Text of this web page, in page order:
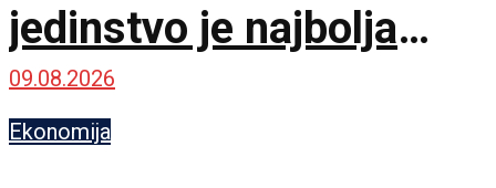
jedinstvo je najbolja
garancija
09.08.2026
Ekonomija